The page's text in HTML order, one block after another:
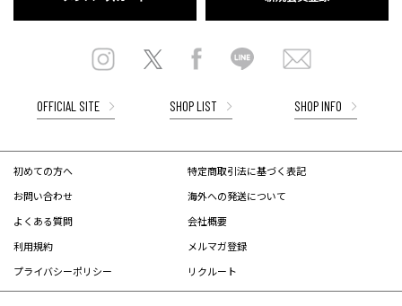
OFFICIAL SITE SHOP LIST SHOP INFO
初めての方へ
お問い合わせ
よくある質問
利用規約
プライバシーポリシー
特定商取引法に基づく表記
海外への発送について
会社概要
メルマガ登録
リクルート